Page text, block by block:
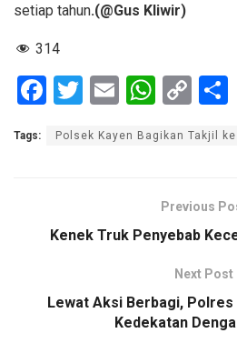
setiap tahun.(@Gus Kliwir)
314
F
ce
o
T
tt
E
ail
W
at
A
p
C
py
n
k
Tags: Polsek Kayen Bagikan Takjil
Previous
Kenek Truk Penyebab
Next Post
Lewat Aksi Berbagi,
Kedekatan